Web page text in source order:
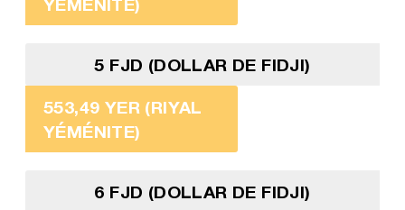
YÉMÉNITE)
5 FJD (DOLLAR DE FIDJI)
553,49 YER (RIYAL
YÉMÉNITE)
6 FJD (DOLLAR DE FIDJI)